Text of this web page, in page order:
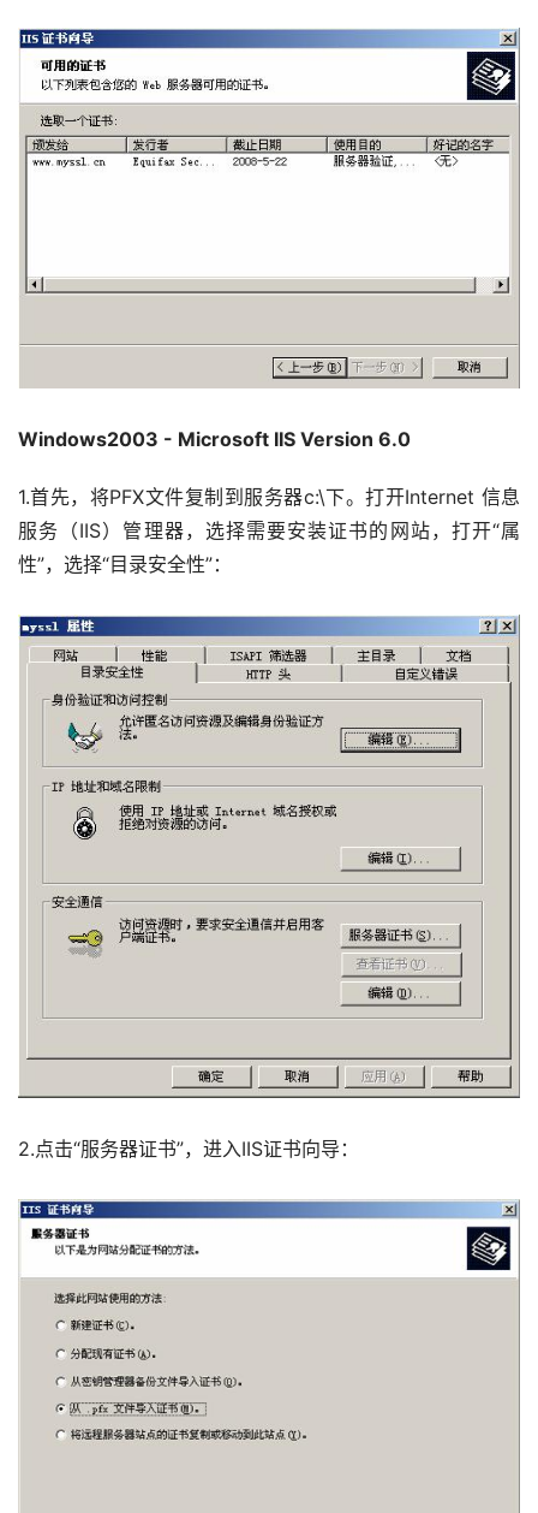
Windows2003 - Microsoft IIS Version 6.0
1.首先，将PFX文件复制到服务器c:\下。打开Internet 信息
服务（IIS）管理器，选择需要安装证书的网站，打开“属
性”，选择“目录安全性”：
2.点击“服务器证书”，进入IIS证书向导：